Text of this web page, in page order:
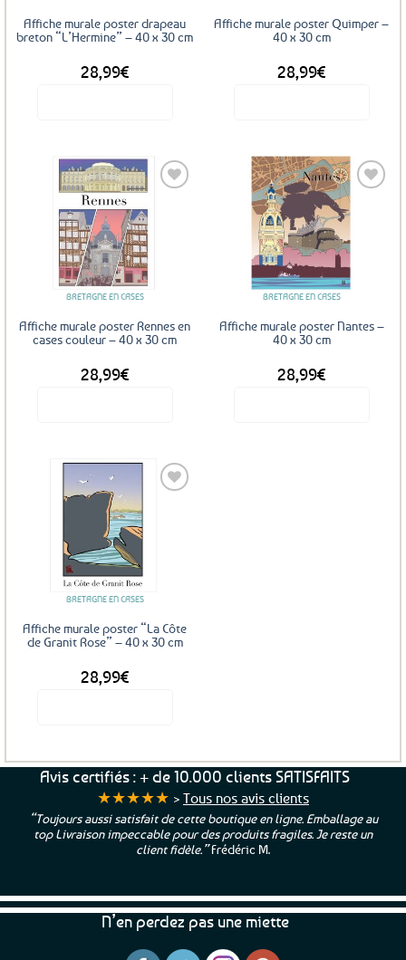
Affiche murale poster drapeau
breton “L’Hermine” – 40 x 30 cm
28,99€
Affiche murale poster Quimper –
40 x 30 cm
28,99€
BRETAGNE EN CASES
Affiche murale poster Rennes en
cases couleur – 40 x 30 cm
28,99€
favoris
BRETAGNE EN CASES
Affiche murale poster Nantes –
40 x 30 cm
28,99€
BRETAGNE EN CASES
Affiche murale poster “La Côte
de Granit Rose” – 40 x 30 cm
28,99€
Avis certifiés : + de 10.000 clients SATISFAITS
★★★★★ > Tous nos avis clients
“Toujours aussi satisfait de cette boutique en ligne. Emballage au
top Livraison impeccable pour des produits fragiles. Je reste un
client fidèle.”Frédéric M.
N’en perdez pas une miette